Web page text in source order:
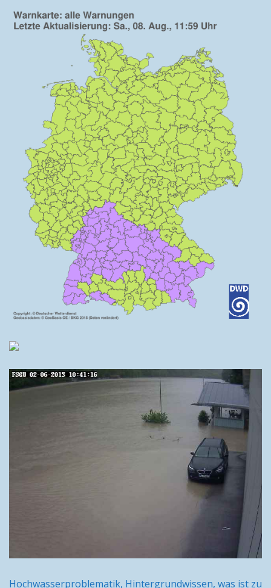
Hochwasserproblematik, Hintergrundwissen, was ist zu